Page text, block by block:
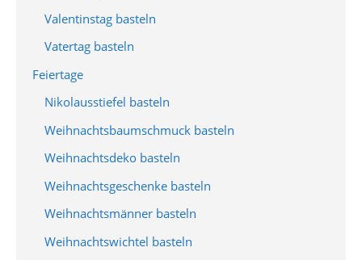
Valentinstag basteln
Vatertag basteln
Feiertage
Nikolausstiefel basteln
Weihnachtsbaumschmuck basteln
Weihnachtsdeko basteln
Weihnachtsgeschenke basteln
Weihnachtsmänner basteln
Weihnachtswichtel basteln